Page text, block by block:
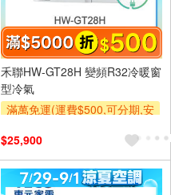
禾聯HW-GT28H 變頻R32冷暖窗
型冷氣
滿萬免運(運費$500,可分期,安
及使用6期以上分期0利率,需付
基本安裝運費)
滿額折$500
$25,900